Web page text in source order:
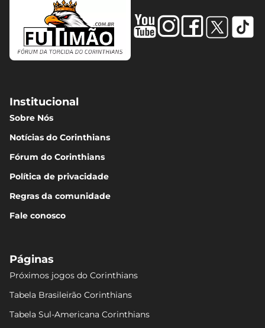
Institucional
Sobre Nós
Notícias do Corinthians
Fórum do Corinthians
Política de privacidade
Regras da comunidade
Fale conosco
Páginas
Próximos jogos do Corinthians
Tabela Brasileirão Corinthians
Tabela Sul-Americana Corinthians